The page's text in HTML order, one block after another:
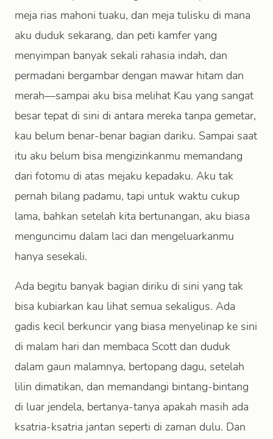
meja rias mahoni tuaku, dan meja tulisku di mana
aku duduk sekarang, dan peti kamfer yang
menyimpan banyak sekali rahasia indah, dan
permadani bergambar dengan mawar hitam dan
merah—sampai aku bisa melihat Kau yang sangat
besar tepat di sini di antara mereka tanpa gemetar,
kau belum benar-benar bagian dariku. Sampai saat
itu aku belum bisa mengizinkanmu memandang
dari fotomu di atas mejaku kepadaku. Aku tak
pernah bilang padamu, tapi untuk waktu cukup
lama, bahkan setelah kita bertunangan, aku biasa
menguncimu dalam laci dan mengeluarkanmu
hanya sesekali.
Ada begitu banyak bagian diriku di sini yang tak
bisa kubiarkan kau lihat semua sekaligus. Ada
gadis kecil berkuncir yang biasa menyelinap ke sini
di malam hari dan membaca Scott dan duduk
dalam gaun malamnya, bertopang dagu, setelah
lilin dimatikan, dan memandangi bintang-bintang
di luar jendela, bertanya-tanya apakah masih ada
ksatria-ksatria jantan seperti di zaman dulu. Dan